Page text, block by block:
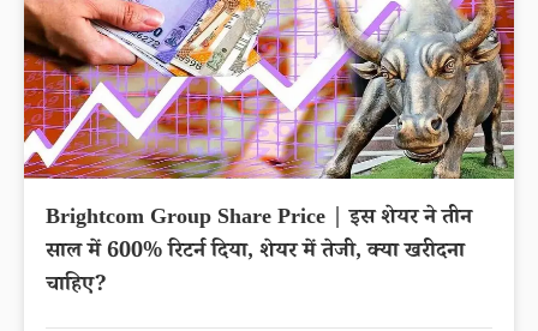
Brightcom Group Share Price | इस शेयर ने तीन
साल में 600% रिटर्न दिया, शेयर में तेजी, क्या खरीदना
चाहिए?